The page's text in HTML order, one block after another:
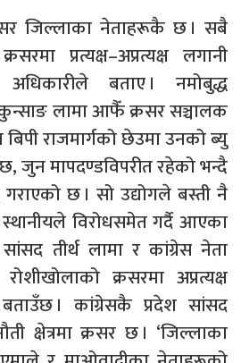
जिल्लाका नेताहरूकै छ । सबै
प्रत्यक्ष–अप्रत्यक्ष लगानी
बताए । नमोबुद्ध
लामा आफैँ क्रसर सञ्चालक
राजमार्गको छेउमा उनको ब्यु
छ, जुन मापदण्डविपरीत रहेको भन्दै
छ । सो उद्योगले बस्ती नै
विरोधसमेत गर्दै आएका
तीर्थ लामा र कांग्रेस नेता
क्रसरमा अप्रत्यक्ष
। कांग्रेसकै प्रदेश सांसद
क्षेत्रमा क्रसर छ । ‘जिल्लाका